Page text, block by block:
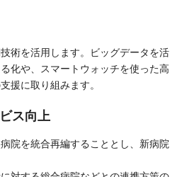
術を活用します。ビッグデータを活
化や、スマートウォッチを使った高
援に取り組みます。
ス向上
院を統合再編することとし、新病院